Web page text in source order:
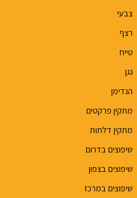
צבעי
רצף
טייח
גגן
הנדימן
מתקין פרקטים
מתקין דלתות
שיפוצים בדרום
שיפוצים בצפון
שיפוצים במרכז